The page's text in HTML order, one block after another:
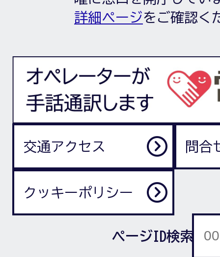
詳細ページをご確認く
交通アクセス 問合
クッキーポリシー
ページID検索